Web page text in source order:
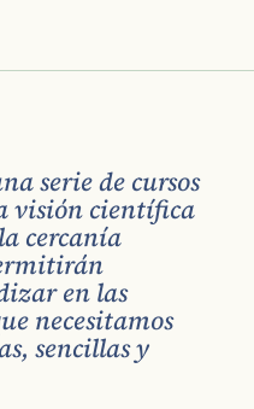
serie de cursos
visión científica
cercanía
en las
necesitamos
sencillas y